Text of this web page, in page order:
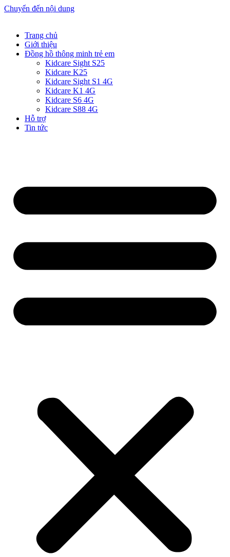
Chuyển đến nội dung
Trang chủ
Giới thiệu
Đồng hồ thông minh trẻ em
Kidcare Sight S25
Kidcare K25
Kidcare Sight S1 4G
Kidcare K1 4G
Kidcare S6 4G
Kidcare S88 4G
Hỗ trợ
Tin tức